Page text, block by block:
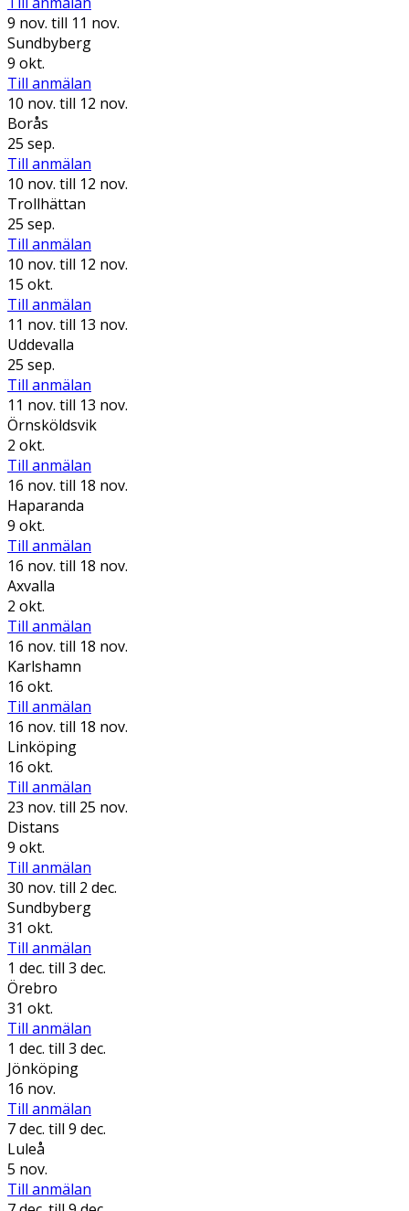
9 nov. till 11 nov.
Sundbyberg
9 okt.
Till anmälan
10 nov. till 12 nov.
Borås
25 sep.
Till anmälan
10 nov. till 12 nov.
Trollhättan
25 sep.
Till anmälan
10 nov. till 12 nov.
15 okt.
Till anmälan
11 nov. till 13 nov.
Uddevalla
25 sep.
Till anmälan
11 nov. till 13 nov.
Örnsköldsvik
2 okt.
Till anmälan
16 nov. till 18 nov.
Haparanda
9 okt.
Till anmälan
16 nov. till 18 nov.
Axvalla
2 okt.
Till anmälan
16 nov. till 18 nov.
Karlshamn
16 okt.
Till anmälan
16 nov. till 18 nov.
Linköping
16 okt.
Till anmälan
23 nov. till 25 nov.
Distans
9 okt.
Till anmälan
30 nov. till 2 dec.
Sundbyberg
31 okt.
Till anmälan
1 dec. till 3 dec.
Örebro
31 okt.
Till anmälan
1 dec. till 3 dec.
Jönköping
16 nov.
Till anmälan
7 dec. till 9 dec.
Luleå
5 nov.
Till anmälan